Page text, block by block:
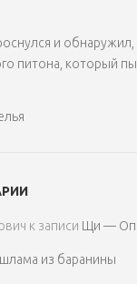
и обнаружил,
питона, который
к записи Щи —
из баранины